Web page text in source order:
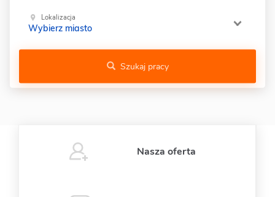
Lokalizacja
Wybierz miasto
Szukaj pracy
Nasza oferta